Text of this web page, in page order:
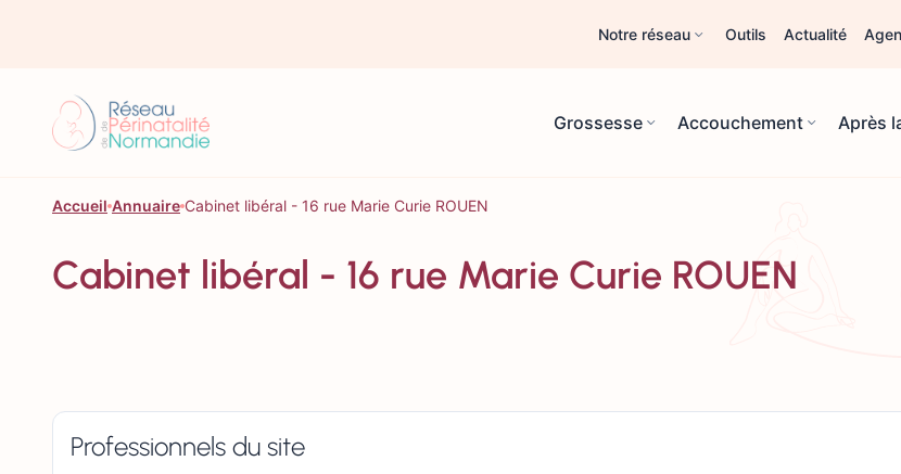
Notre réseau Outils Actualité
Grossesse Accouchement Après
Accueil Annuaire Cabinet libéral - 16 rue Marie Curie ROUEN
Cabinet libéral - 16 rue Marie Curie ROUEN
Professionnels du site